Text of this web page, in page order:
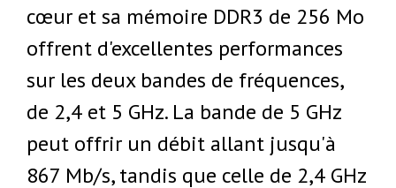
cœur et sa mémoire DDR3 de 256 Mo
offrent d'excellentes performances
sur les deux bandes de fréquences,
de 2,4 et 5 GHz. La bande de 5 GHz
peut offrir un débit allant jusqu'à
867 Mb/s, tandis que celle de 2,4 GHz